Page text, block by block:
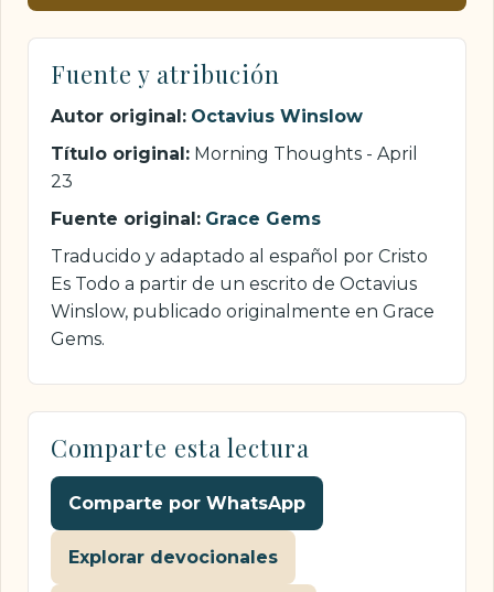
Fuente y atribución
Autor original: Octavius Winslow
Título original: Morning Thoughts - April
23
Fuente original: Grace Gems
Traducido y adaptado al español por Cristo
Es Todo a partir de un escrito de Octavius
Winslow, publicado originalmente en Grace
Gems.
Comparte esta lectura
Comparte por WhatsApp
Explorar devocionales